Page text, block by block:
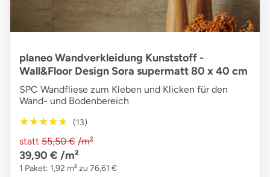
planeo Wandverkleidung Kunststoff -
Wall&Floor Design Sora supermatt 80 x 40 cm
SPC Wandfliese zum Kleben und Klicken für den
Wand- und Bodenbereich
★★★★★
★★★★★ (13)
statt 55,50 € /m²
39,90 € /m²
1 Paket: 1,92 m² zu 76,61 €